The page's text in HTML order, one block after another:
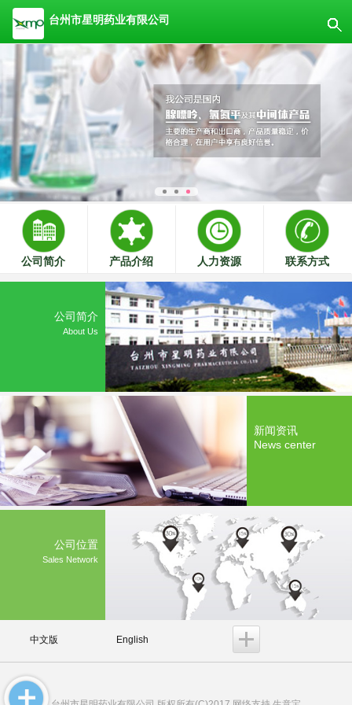
台州市星明药业有限公司
公司简介 产品介绍 人力资源 联系方式
公司简介
About Us
新闻资讯
News center
公司位置
Sales Network
中文版 English